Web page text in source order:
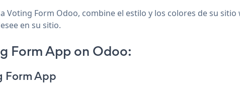
Voting Form Odoo, combine el estilo y los colores de su
en su sitio.
Form App on Odoo:
Form App